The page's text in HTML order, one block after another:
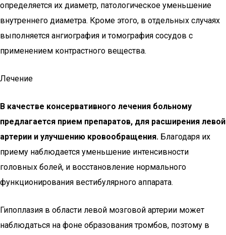
определяется их диаметр, патологическое уменьшение
внутреннего диаметра. Кроме этого, в отдельных случаях
выполняется ангиография и томография сосудов с
применением контрастного вещества.
Лечение
В качестве консервативного лечения больному
предлагается прием препаратов, для расширения левой
артерии и улучшению кровообращения. Благодаря их
приему наблюдается уменьшение интенсивности
головных болей, и восстановление нормального
функционирования вестибулярного аппарата.
Гипоплазия в области левой мозговой артерии может
наблюдаться на фоне образования тромбов, поэтому в